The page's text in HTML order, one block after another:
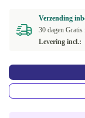
UK (GB-Engels)
Verzending
30 dagen Gratis
Levering incl.: